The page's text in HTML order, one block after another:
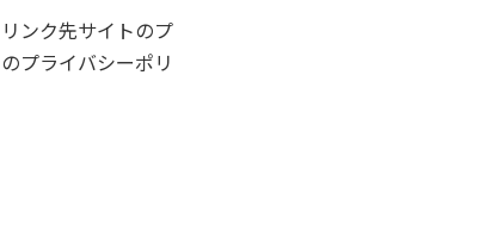
ンク先サイトのプ
プライバシーポリ